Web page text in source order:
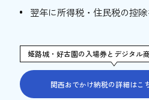
翌年に所得税・住民税の控
姫路城・好古園の入場券とデジタル
関西おでかけ納税の詳細はこ